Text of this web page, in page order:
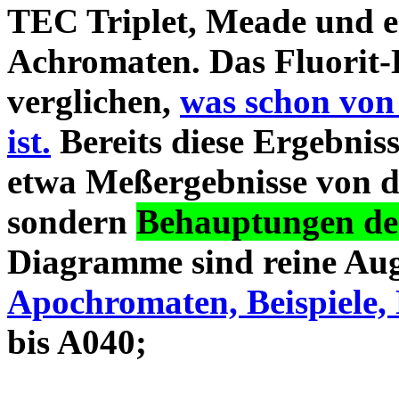
TEC Triplet, Meade und
Achromaten. Das
verglichen, was schon
ist. Bereits diese
etwa Meßergebnisse von
sondern Behauptungen
Diagramme sind reine
Apochromaten, Beispiele,
bis A040;